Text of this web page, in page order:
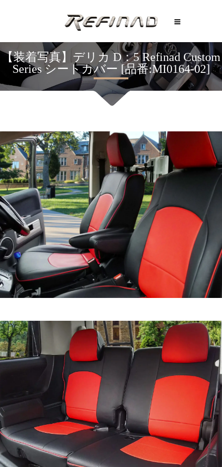
【装着写真】デリカ D：5 Refinad Custom
Series シートカバー [品番:MI0164-02]